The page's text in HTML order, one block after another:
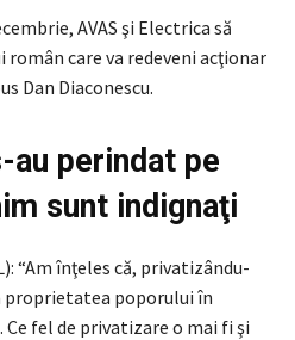
AVAS şi Electrica să
care va redeveni acţionar
Dan Diaconescu.
perindat pe
sunt indignaţi
“Am înţeles că, privatizându-
proprietatea poporului în
fel de privatizare o mai fi şi